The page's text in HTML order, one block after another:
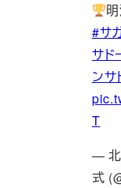
#サ
サド
ンサ
T
— 北
式